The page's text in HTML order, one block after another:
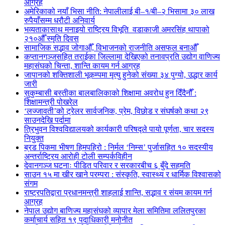
आग्रह
अमेरिकाको नयाँ भिसा नीति: नेपालीलाई बी–१/बी–२ भिसामा ३० लाख
रुपैयाँसम्म धरौटी अनिवार्य
भव्यताकासाथ मनाइयो राष्ट्रिय विभूति वडाकाजी अमरसिंह थापाको
२१०औँ स्मृति दिवस
सामाजिक सद्भाव जोगाऔँ, विभाजनको राजनीति असफल बनाऔँ
कप्तानगञ्जसहित तराईका जिल्लामा देखिएको तनावप्रति उद्योग वाणिज्य
महासंघको चिन्ता, शान्ति कायम गर्न आग्रह
जापानको शक्तिशाली भूकम्पमा मृत्यु हुनेको संख्या ३४ पुग्यो, उद्धार कार्य
जारी
सुकुम्बासी बस्तीका बालबालिकाको शिक्षामा अवरोध हुन दिँदैनौँ :
शिक्षामन्त्री पोखरेल
‘लज्जावती’को ट्रेलर सार्वजनिक, प्रेम, विछोड र संघर्षको कथा २९
साउनदेखि पर्दामा
त्रिभुवन विश्वविद्यालयको कार्यकारी परिषद्ले पायो पूर्णता, चार सदस्य
नियुक्त
ब्रड पिकमा भीषण हिमपहिरो : निर्मल ‘निम्स’ पुर्जासहित १० सदस्यीय
अन्तर्राष्ट्रिय आरोही टोली सम्पर्कविहीन
देवानगञ्ज घटनाः पीडित परिवार र सरकारबीच ६ बुँदे सहमति
साउन १५ मा खीर खाने परम्परा : संस्कृति, स्वास्थ्य र धार्मिक विश्वासको
संगम
राष्ट्रपतिद्वारा प्रधानमन्त्री शाहलाई शान्ति, सद्भाव र संयम कायम गर्न
आग्रह
नेपाल उद्योग बाणिज्य महासंघको व्यापार मेला समितिमा ललितपुरका
कर्माचार्य सहित १९ पदाधिकारी मनोनीत